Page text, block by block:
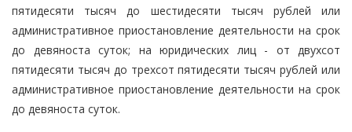
пятидесяти тысяч до шестидесяти тысяч рублей или
административное приостановление деятельности на срок
до девяноста суток; на юридических лиц - от двухсот
пятидесяти тысяч до трехсот пятидесяти тысяч рублей или
административное приостановление деятельности на срок
до девяноста суток.